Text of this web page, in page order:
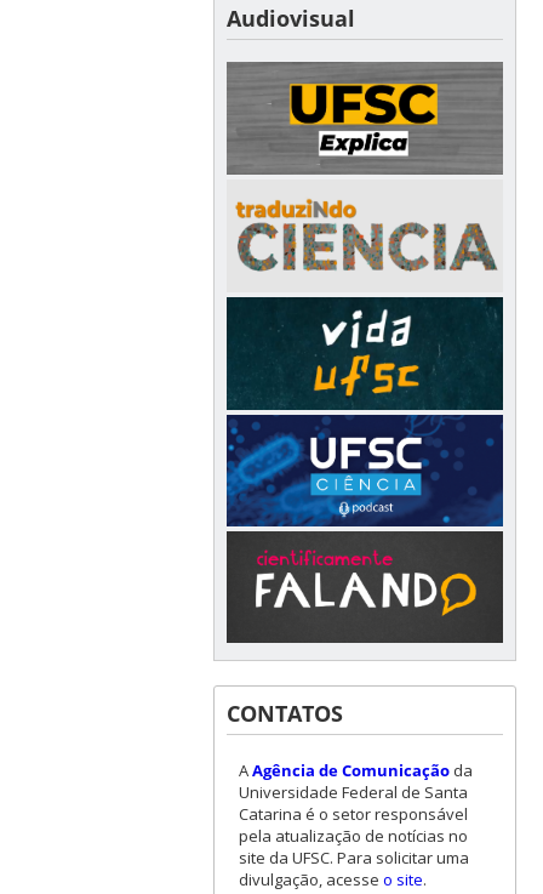
Audiovisual
CONTATOS
AAgência de Comunicaçãoda
Universidade Federal de Santa
Catarina é o setor responsável
pela atualização de notícias no
site da UFSC. Para solicitar uma
divulgação, acesse o site.